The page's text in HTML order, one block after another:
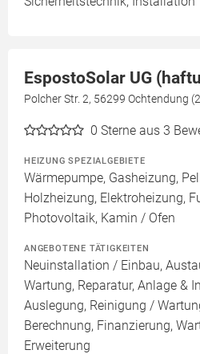
EspostoSolar UG
Polcher Str. 2, 56299 Ochtendung
0 Sterne aus 3
HEIZUNG SPEZIALGEBIETE
Wärmepumpe, Gasheizung,
Holzheizung, Elektroheizung,
Photovoltaik, Kamin / Ofen
ANGEBOTENE TÄTIGKEITEN
Neuinstallation / Einbau,
Wartung, Reparatur, Anlage &
Auslegung, Reinigung /
Berechnung, Finanzierung,
Erweiterung